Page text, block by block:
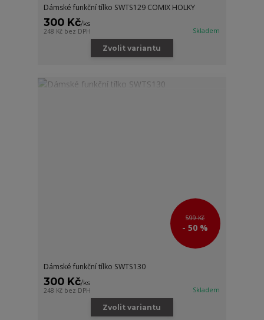
Dámské funkční tílko SWTS129 COMIX HOLKY
300 Kč/ks
248 Kč bez DPH Skladem
Zvolit variantu
599 Kč
- 50 %
Dámské funkční tílko SWTS130
300 Kč/ks
248 Kč bez DPH Skladem
Zvolit variantu